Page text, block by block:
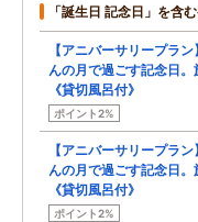
「誕生日 記念日」を含
【アニバーサリープラ
んの月で過ごす記念日
《貸切風呂付》
ポイント2%
【アニバーサリープラ
んの月で過ごす記念日
《貸切風呂付》
ポイント2%